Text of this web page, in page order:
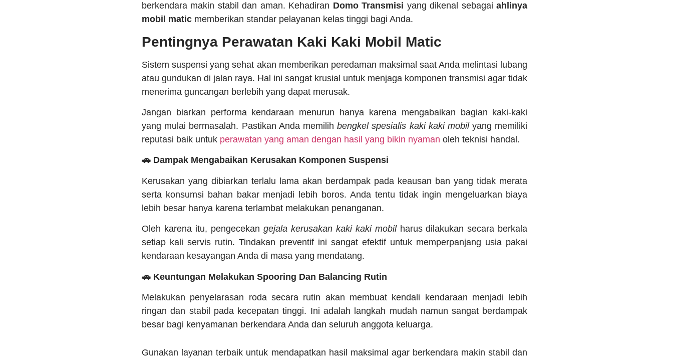
berkendara makin stabil dan aman. Kehadiran Domo Transmisi yang dikenal sebagaiahlinya
mobil matic memberikan standar pelayanan kelas tinggi bagi Anda.
Pentingnya Perawatan Kaki Kaki Mobil Matic
Sistem suspensi yang sehat akan memberikan peredaman maksimal saat Anda melintasi lubang
atau gundukan di jalan raya. Hal ini sangat krusial untuk menjaga komponen transmisi agar tidak
menerima guncangan berlebih yang dapat merusak.
Jangan biarkan performa kendaraan menurun hanya karena mengabaikan bagian kaki-kaki
yang mulai bermasalah. Pastikan Anda memilihbengkel spesialis kaki kaki mobilyang memiliki
reputasi baik untuk perawatan yang aman dengan hasil yang bikin nyaman oleh teknisi handal.
🚗 Dampak Mengabaikan Kerusakan Komponen Suspensi
Kerusakan yang dibiarkan terlalu lama akan berdampak pada keausan ban yang tidak merata
serta konsumsi bahan bakar menjadi lebih boros. Anda tentu tidak ingin mengeluarkan biaya
lebih besar hanya karena terlambat melakukan penanganan.
Oleh karena itu, pengecekan gejala kerusakan kaki kaki mobilharus dilakukan secara berkala
setiap kali servis rutin. Tindakan preventif ini sangat efektif untuk memperpanjang usia pakai
kendaraan kesayangan Anda di masa yang mendatang.
🚗 Keuntungan Melakukan Spooring Dan Balancing Rutin
Melakukan penyelarasan roda secara rutin akan membuat kendali kendaraan menjadi lebih
ringan dan stabil pada kecepatan tinggi. Ini adalah langkah mudah namun sangat berdampak
besar bagi kenyamanan berkendara Anda dan seluruh anggota keluarga.
Gunakan layanan terbaik untuk mendapatkan hasil maksimal agar berkendara makin stabil dan